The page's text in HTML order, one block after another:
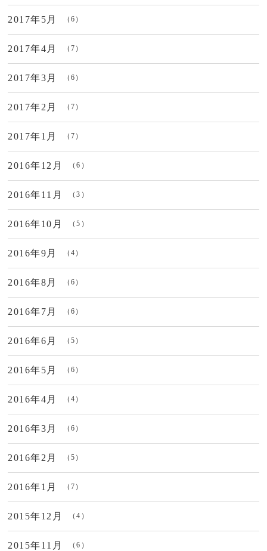
2017年5月 （6）
2017年4月 （7）
2017年3月 （6）
2017年2月 （7）
2017年1月 （7）
2016年12月 （6）
2016年11月 （3）
2016年10月 （5）
2016年9月 （4）
2016年8月 （6）
2016年7月 （6）
2016年6月 （5）
2016年5月 （6）
2016年4月 （4）
2016年3月 （6）
2016年2月 （5）
2016年1月 （7）
2015年12月 （4）
2015年11月 （6）